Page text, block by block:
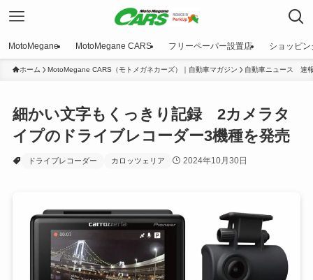
MotoMegane MotoMegane CARS フリーペーパー設置店 ショッピン
ホーム MotoMegane CARS（モトメガネカーズ）｜自動車マガジン 自動車ニュース 速
細かい文字もくっきり記録 2カメラタ
イプのドライブレコーダー3機種を発売
ドライブレコーダー カロッツェリア 2024年10月30日